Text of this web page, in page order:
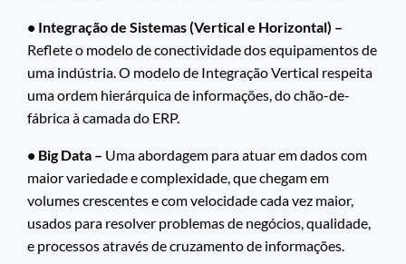
• Integração de Sistemas (Vertical e Horizontal) –
Reflete o modelo de conectividade dos equipamentos de
uma indústria. O modelo de Integração Vertical respeita
uma ordem hierárquica de informações, do chão-de-
fábrica à camada do ERP.
• Big Data – Uma abordagem para atuar em dados com
maior variedade e complexidade, que chegam em
volumes crescentes e com velocidade cada vez maior,
usados para resolver problemas de negócios, qualidade,
e processos através de cruzamento de informações.